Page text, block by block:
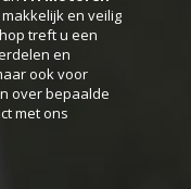
en veilig
treft u een
en
ook voor
over bepaalde
met ons